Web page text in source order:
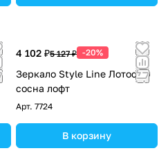
4 102 ₽5 127 ₽ -20%
Зеркало Style Line Лотос 70
сосна лофт
Арт. 7724
В корзину